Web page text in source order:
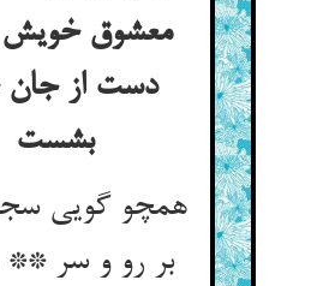
معشوق
دست از جان
بشست
همچو گویی
بر رو و سر